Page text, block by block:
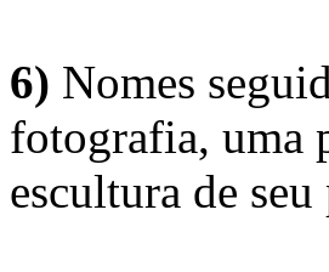
6) Nomes
fotografia, uma
escultura de